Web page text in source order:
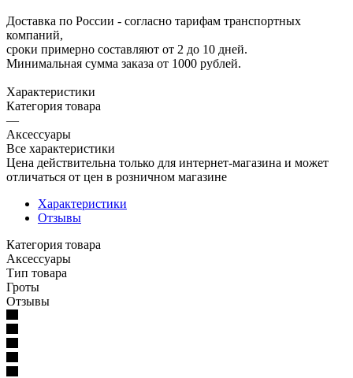
Доставка по России - согласно тарифам транспортных
компаний,
сроки примерно составляют от 2 до 10 дней.
Минимальная сумма заказа от 1000 рублей.
Характеристики
Категория товара
—
Аксессуары
Все характеристики
Цена действительна только для интернет-магазина и может
отличаться от цен в розничном магазине
Характеристики
Отзывы
Категория товара
Аксессуары
Тип товара
Гроты
Отзывы